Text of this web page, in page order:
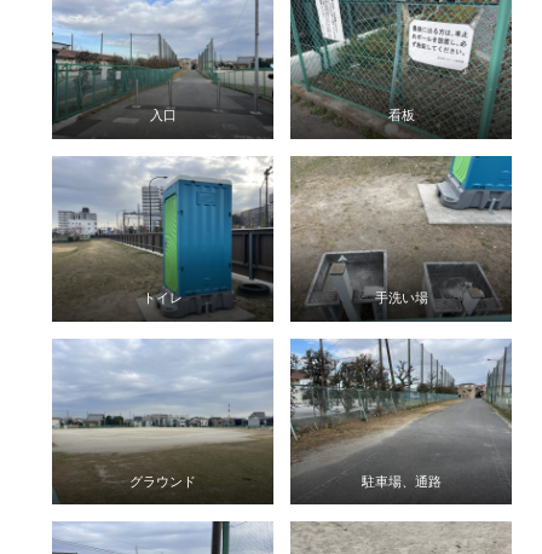
入口 看板
トイレ 手洗い場
グラウンド 駐車場、通路